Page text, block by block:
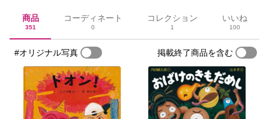
商品
351
コーディネート
0
コレクション
1
いいね
100
#オリジナル写真 掲載終了商品を含む